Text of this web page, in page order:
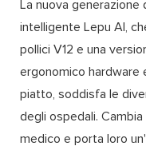
La nuova
intelligente Lepu AI,
pollici V12 e una
ergonomico
piatto, soddisfa le
degli ospedali.
medico e porta loro